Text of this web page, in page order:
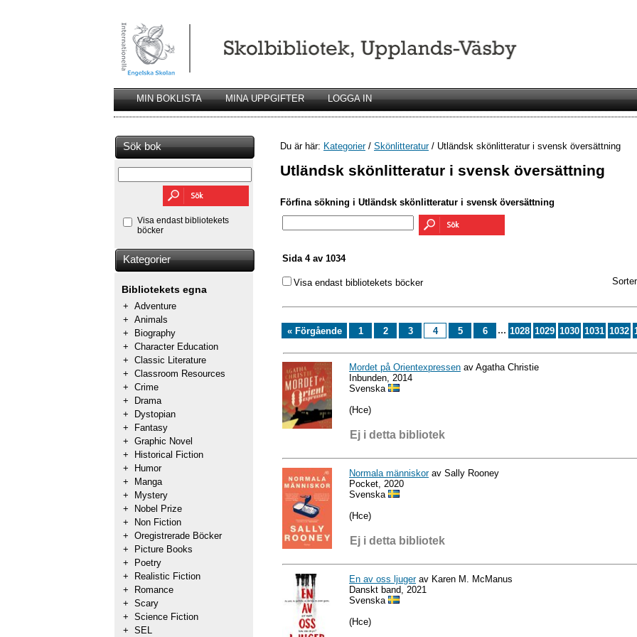
MIN BOKLISTA MINA UPPGIFTER LOGGA IN
Sök bok
Visa endast bibliotekets
böcker
Kategorier
Bibliotekets egna
+ Adventure
+ Animals
+
Biography
+ Character Education
+ Classic Literature
+ Classroom Resources
+ Crime
+
Drama
+
Dystopian
+
Fantasy
+ Graphic Novel
+
Historical Fiction
+
Humor
+
Manga
+
Mystery
+
Nobel Prize
+
Non Fiction
+ Oregistrerade Böcker
+
Picture Books
+
Poetry
+
Realistic Fiction
+
Romance
+ Scary
+ Science Fiction
+ SEL
Du är här: Kategorier/ Skönlitteratur/ Utländsk skönlitteratur i svensk översättning
Utländsk skönlitteratur i svensk översättning
Förfina sökning i Utländsk skönlitteratur i svensk översättning
Sida 4 av 1034
Visa endast bibliotekets böcker
« Förgående 1 2 3 4 5 6 ... 1028 1029 1030 1031 1032
Mordet på Orientexpressen av Agatha Christie
Inbunden, 2014
Svenska
(Hce)
Ej i detta bibliotek
Normala människorav Sally Rooney
Pocket, 2020
Svenska
(Hce)
Ej i detta bibliotek
En av oss ljugerav Karen M. McManus
Danskt band, 2021
Svenska
(Hce)